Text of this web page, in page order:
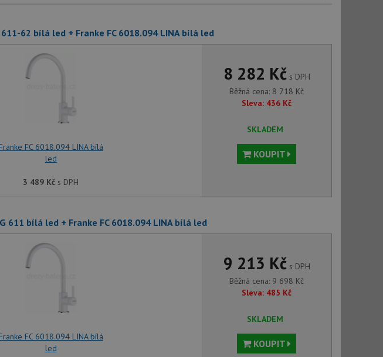
611-62 bílá led + Franke FC 6018.094 LINA bílá led
Franke FC 6018.094 LINA bílá
led
3 489 Kč s DPH
8 282 Kčs DPH
Běžná cena: 8 718 Kč
Sleva: 436 Kč
SKLADEM
KOUPIT
611 bílá led + Franke FC 6018.094 LINA bílá led
Franke FC 6018.094 LINA bílá
led
9 213 Kčs DPH
Běžná cena: 9 698 Kč
Sleva: 485 Kč
SKLADEM
KOUPIT